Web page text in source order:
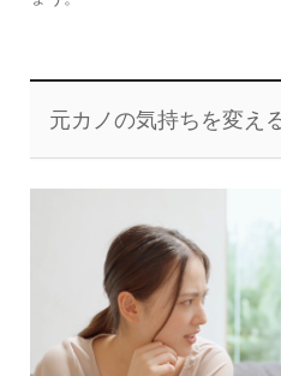
元カノの気持ちを変え